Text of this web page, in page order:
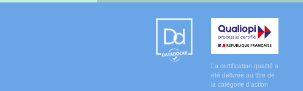
Qualiopi
La certification qualité a
été délivrée au titre de
la catégorie d'action